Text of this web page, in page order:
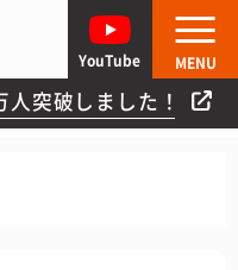
突破しました！
YouTube MENU